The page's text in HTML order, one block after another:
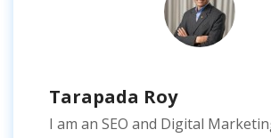
Tarapada Roy
I am an SEO and Digital